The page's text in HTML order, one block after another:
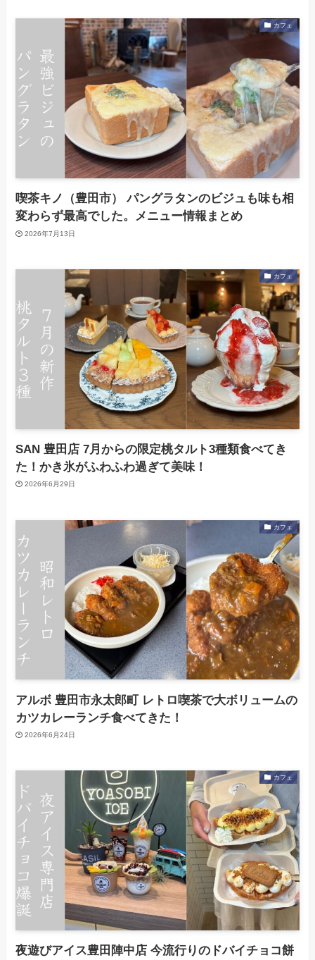
カフェ
喫茶キノ（豊田市） パングラタンのビジュも味も相
変わらず最高でした。メニュー情報まとめ
2026年7月13日
カフェ
SAN 豊田店 7月からの限定桃タルト3種類食べてき
た！かき氷がふわふわ過ぎて美味！
2026年6月29日
カフェ
アルボ 豊田市永太郎町 レトロ喫茶で大ボリュームの
カツカレーランチ食べてきた！
2026年6月24日
カフェ
夜遊びアイス豊田陣中店 今流行りのドバイチョコ餅